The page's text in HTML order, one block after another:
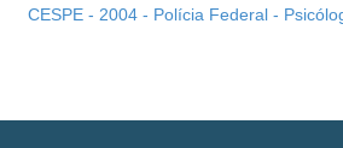
CESPE - 2004 - Polícia Federal -